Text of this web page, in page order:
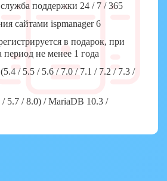
поддержки 24 / 7 / 365
сайтами ispmanager 6
в подарок, при
период не менее 1 года
/ 5.5 / 5.6 / 7.0 / 7.1 / 7.2 / 7.3 /
5.7 / 8.0) / MariaDB 10.3 /